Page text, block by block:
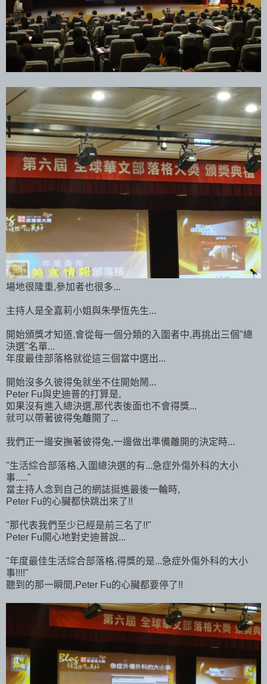
場地很隆重,參加者也很多...
主持人是全嘉莉小姐與朱學恆先生...
開始頒獎才知道,會從每一個分類的入圍者中,再挑出三個"總
決選"名單...
年度最佳部落格就從這三個當中選出...
開始沒多久彼得兔就坐不住開始鬧...
Peter Fu與史迪普的打算是,
如果沒有進入總決選,那代表後面也不會得獎...
就可以帶著彼得兔離開了...
我們正一邊安撫著彼得兔,一邊做出準備離開的決定時...
"生活綜合部落格,入圍總決選的有...急症外傷外科的大小
事....."
當主持人念到自己的網誌挺進最後一輪時,
Peter Fu的心臟都快跳出來了!!
"那代表我們至少已經是前三名了!!"
Peter Fu開心地對史迪普說...
"年度最佳生活綜合部落格,得獎的是...急症外傷外科的大小
事!!!!"
聽到的那一瞬間,Peter Fu的心臟都要停了!!